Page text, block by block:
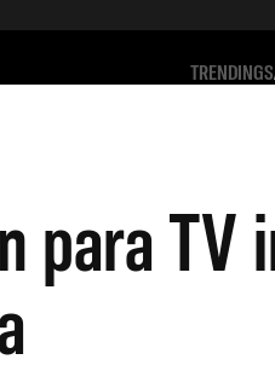
TRENDINGS
para TV